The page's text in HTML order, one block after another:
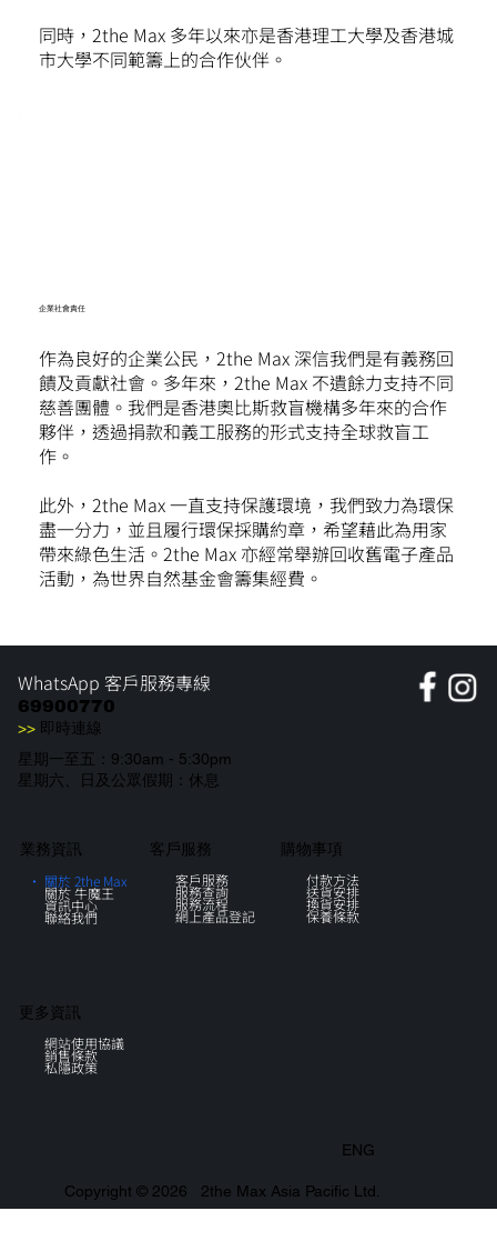
同時，2the Max 多年以來亦是香港理工大學及香港城
市大學不同範籌上的合作伙伴。​
企業社會責任
作為良好的企業公民，2the Max 深信我們是有義務回
饋及貢獻社會。多年來，2the Max 不遺餘力支持不同
慈善團體。我們是香港奧比斯救盲機構多年來的合作
夥伴，透過捐款和義工服務的形式支持全球救盲工
作。
此外，2the Max 一直支持保護環境，我們致力為環保
盡一分力，並且履行環保採購約章，希望藉此為用家
帶來綠色生活。2the Max 亦經常舉辦回收舊電子產品
活動，為世界自然基金會籌集經費。
WhatsApp 客戶服務專線
69900770
>>即時連線
星期一至五：9:30am - 5:30pm
星期六、日及公眾假期：休息
更多資訊
網站使用協議
銷售條款
私隱政策
業務資訊
關於 2the Max
關於 牛魔王
資訊中心
聯絡我們
客戶服務
客戶服務
服務查詢
服務流程
網上產品登記
購物事項
付款方法
送貨安排
換貨安排
保養條款
Copyright © 2026 2the Max Asia Pacific Ltd.
ENG